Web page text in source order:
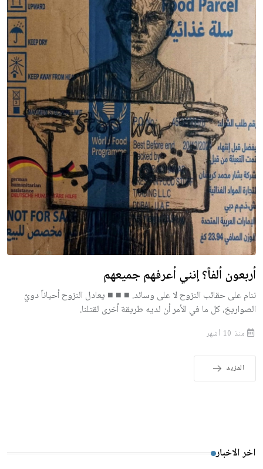
أربعون ألفاً؟ إنني أعرفهم جميعهم
ننام على حقائب النزوح لا على وسائد. ■ ■ ■ يعادل النزوح أحياناً دويّ
الصواريخ، كل ما في الأمر أن لديه طريقة أخرى لقتلنا.
منذ 10 أشهر
المزيد
اخر الاخبار